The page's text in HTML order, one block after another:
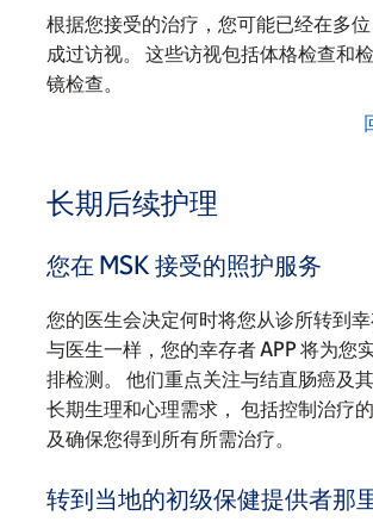
根据您接受的治疗，您可能已经在多
成过访视。 这些访视包括体格检查和
镜检查。
长期后续护理
您在 MSK 接受的照护服务
您的医生会决定何时将您从诊所转到幸
与医生一样，您的幸存者 APP 将为您
排检测。 他们重点关注与结直肠癌及
长期生理和心理需求， 包括控制治疗
及确保您得到所有所需治疗。
转到当地的初级保健提供者那